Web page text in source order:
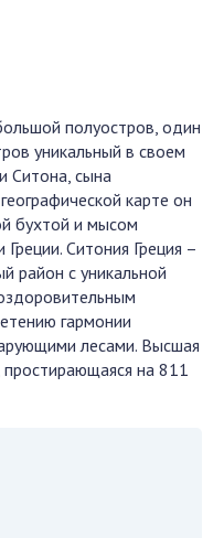
полуостров, один
уникальный в своем
Ситона, сына
карте он
бухтой и мысом
Ситония Греция –
район с уникальной
гармонии
лесами. Высшая
на 811